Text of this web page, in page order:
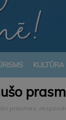
KULTŪRA
prasmes;